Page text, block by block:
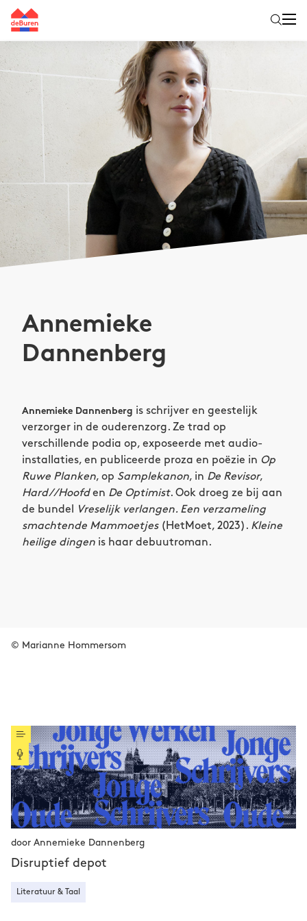
Annemieke
Dannenberg
Annemieke Dannenberg is schrijver en geestelijk
verzorger in de ouderenzorg. Ze trad op
verschillende podia op, exposeerde met audio-
installaties, en publiceerde proza en poëzie in Op
Ruwe Planken, op Samplekanon, in De Revisor,
Hard//Hoofden De Optimist. Ook droeg ze bij aan
de bundel
Vreselijk verlangen. Een verzameling
smachtende Mammoetjes(HetMoet, 2023). Kleine
heilige dingen is haar debuutroman.
© Marianne Hommersom
door Annemieke Dannenberg
Disruptief depot
Literatuur & Taal